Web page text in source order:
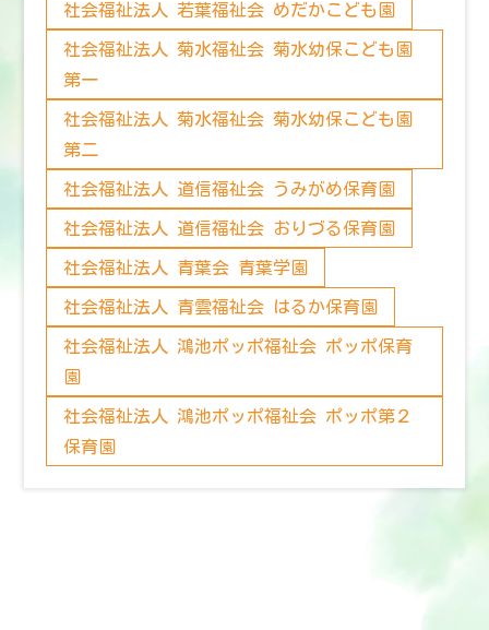
社会福祉法人 若葉福祉会 めだかこども園
社会福祉法人 菊水福祉会 菊水幼保こども園
第一
社会福祉法人 菊水福祉会 菊水幼保こども園
第二
社会福祉法人 道信福祉会 うみがめ保育園
社会福祉法人 道信福祉会 おりづる保育園
社会福祉法人 青葉会 青葉学園
社会福祉法人 青雲福祉会 はるか保育園
社会福祉法人 鴻池ポッポ福祉会 ポッポ保育
園
社会福祉法人 鴻池ポッポ福祉会 ポッポ第２
保育園